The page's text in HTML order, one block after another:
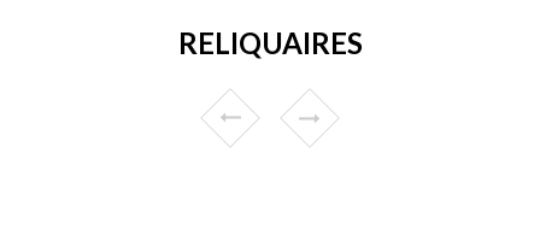
RELIQUAIRES